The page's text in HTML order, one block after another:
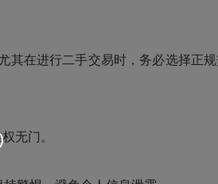
在进行二手交易时，务必选择正规
无门。